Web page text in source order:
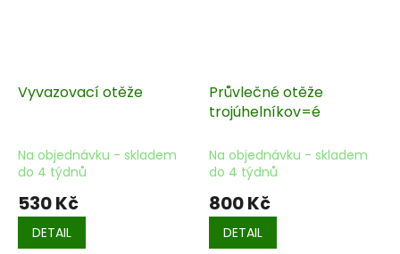
Vyvazovací otěže
Na objednávku - skladem
do 4 týdnů
530 Kč
DETAIL
Průvlečné otěže
trojúhelníkov=é
Na objednávku - skladem
do 4 týdnů
800 Kč
DETAIL